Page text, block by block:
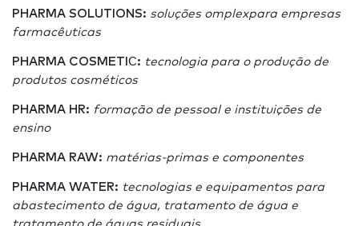
PHARMA SOLUTIONS: soluções omplexpara empresas
farmacêuticas
PHARMA COSMETI С: tecnologia para o produção de
produtos cosméticos
PHARMA HR: formação de pessoal e instituições de
ensino
PHARMA RAW: matérias-primas e componentes
PHARMA WATER: tecnologias e equipamentos para
abastecimento de água, tratamento de água e